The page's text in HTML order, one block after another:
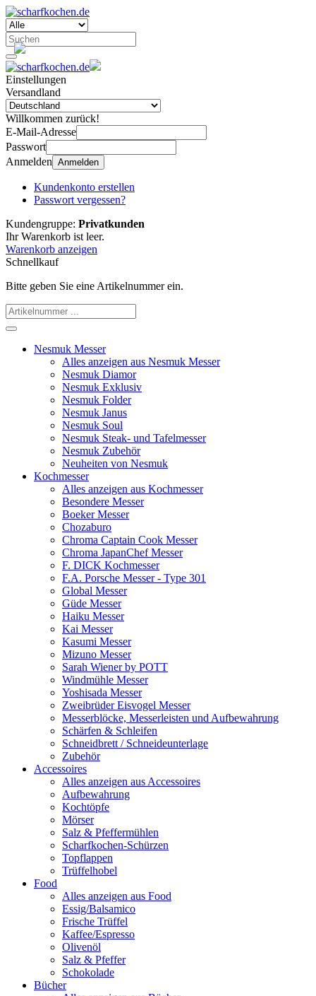
Einstellungen
Versandland
Willkommen zurück!
E-Mail-Adresse
Passwort
Anmelden Anmelden
Kundenkonto erstellen
Passwort vergessen?
Kundengruppe: Privatkunden
Ihr Warenkorb ist leer.
Warenkorb anzeigen
Schnellkauf
Bitte geben Sie eine Artikelnummer ein.
Nesmuk Messer
Alles anzeigen aus Nesmuk Messer
Nesmuk Diamor
Nesmuk Exklusiv
Nesmuk Folder
Nesmuk Janus
Nesmuk Soul
Nesmuk Steak- und Tafelmesser
Nesmuk Zubehör
Neuheiten von Nesmuk
Kochmesser
Alles anzeigen aus Kochmesser
Besondere Messer
Boeker Messer
Chozaburo
Chroma Captain Cook Messer
Chroma JapanChef Messer
F. DICK Kochmesser
F.A. Porsche Messer - Type 301
Global Messer
Güde Messer
Haiku Messer
Kai Messer
Kasumi Messer
Mizuno Messer
Sarah Wiener by POTT
Windmühle Messer
Yoshisada Messer
Zweibrüder Eisvogel Messer
Messerblöcke, Messerleisten und Aufbewahrung
Schärfen & Schleifen
Schneidbrett / Schneideunterlage
Zubehör
Accessoires
Alles anzeigen aus Accessoires
Aufbewahrung
Kochtöpfe
Mörser
Salz & Pfeffermühlen
Scharfkochen-Schürzen
Topflappen
Trüffelhobel
Food
Alles anzeigen aus Food
Essig/Balsamico
Frische Trüffel
Kaffee/Espresso
Olivenöl
Salz & Pfeffer
Schokolade
Bücher